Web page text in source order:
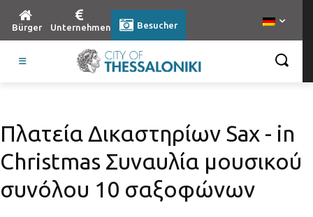
Bürger Unternehmen Besucher
Πλατεία Δικαστηρίων Sax - in
Christmas Συναυλία μουσικού
συνόλου 10 σαξοφώνων